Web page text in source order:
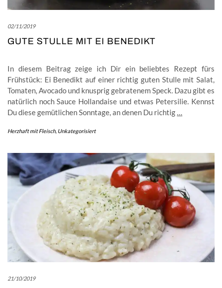
02/11/2019
GUTE STULLE MIT EI BENEDIKT
In diesem Beitrag zeige ich Dir ein beliebtes Rezept fürs
Frühstück: Ei Benedikt auf einer richtig guten Stulle mit Salat,
Tomaten, Avocado und knusprig gebratenem Speck. Dazu gibt es
natürlich noch Sauce Hollandaise und etwas Petersilie. Kennst
Du diese gemütlichen Sonntage, an denen Du richtig…
Herzhaft mit Fleisch, Unkategorisiert
21/10/2019